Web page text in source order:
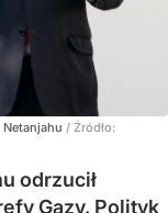
Netanjahu / Źródło:
odrzucił
Gazy. Polityk